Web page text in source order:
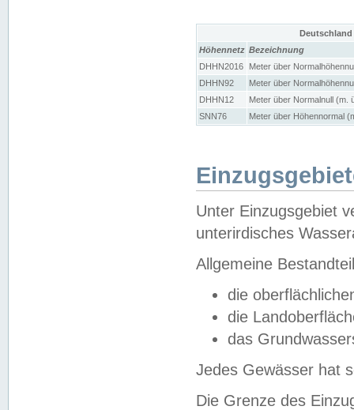
Höhennetz Bezeichnung
DHHN2016
Meter über
DHHN92
Meter über
DHHN12
Meter über Normalnull (m.
SNN76
Meter über Höhennormal
Unter Einzugsgebiet
unterirdisches
Allgemeine
die
die
das
Jedes Gewässer hat
Die Grenze des